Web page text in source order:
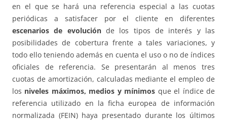
en el que se hará una referencia especial a las cuotas
periódicas a satisfacer por el cliente en diferentes
escenarios de evoluciónde los tipos de interés y las
posibilidades de cobertura frente a tales variaciones, y
todo ello teniendo además en cuenta el uso o no de índices
oficiales de referencia. Se presentarán al menos tres
cuotas de amortización, calculadas mediante el empleo de
los niveles máximos, medios y mínimos que el índice de
referencia utilizado en la ficha europea de información
normalizada (FEIN) haya presentado durante los últimos